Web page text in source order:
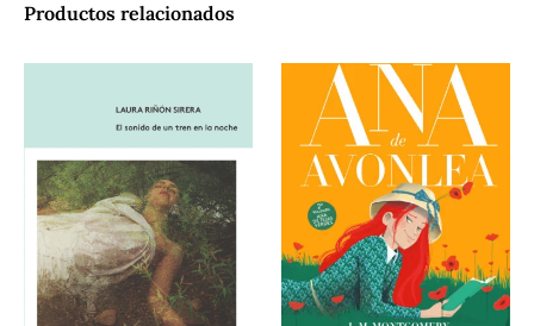
Productos relacionados